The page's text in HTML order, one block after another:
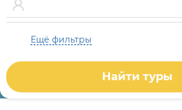
Ещё фильтры
Найти туры